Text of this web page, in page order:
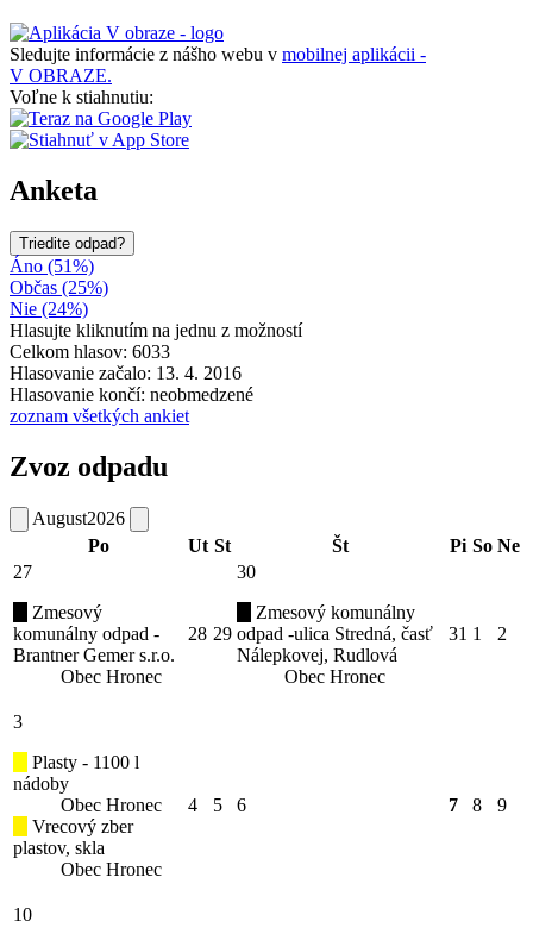
Sledujte informácie z nášho webu v mobilnej aplikácii -
V OBRAZE.
Voľne k stiahnutiu:
Anketa
Triedite odpad?
Áno (51%)
Občas (25%)
Nie (24%)
Hlasujte kliknutím na jednu z možností
Celkom hlasov: 6033
Hlasovanie začalo: 13. 4. 2016
Hlasovanie končí: neobmedzené
zoznam všetkých ankiet
Zvoz odpadu
August2026
Po
Ut St Št Pi So Ne
27
Zmesový
komunálny odpad -
Brantner Gemer s.r.o.
Obec Hronec
28 29
30
Zmesový komunálny
odpad -ulica Stredná, časť
Nálepkovej, Rudlová
Obec Hronec
31 1 2
3
Plasty - 1100 l
nádoby
Obec Hronec
Vrecový zber
plastov, skla
Obec Hronec
4 5 6 7 8 9
10